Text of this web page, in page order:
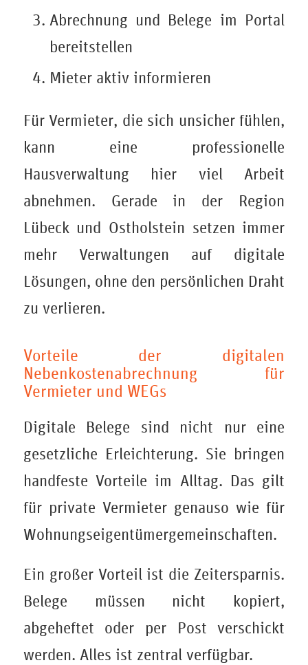
Abrechnung und Belege im Portal
bereitstellen
Mieter aktiv informieren
Für Vermieter, die sich unsicher fühlen,
kann eine professionelle
Hausverwaltung hier viel Arbeit
abnehmen. Gerade in der Region
Lübeck und Ostholstein setzen immer
mehr Verwaltungen auf digitale
Lösungen, ohne den persönlichen Draht
zu verlieren.
Vorteile der digitalen
Nebenkostenabrechnung für
Vermieter und WEGs
Digitale Belege sind nicht nur eine
gesetzliche Erleichterung. Sie bringen
handfeste Vorteile im Alltag. Das gilt
für private Vermieter genauso wie für
Wohnungseigentümergemeinschaften.
Ein großer Vorteil ist die Zeitersparnis.
Belege müssen nicht kopiert,
abgeheftet oder per Post verschickt
werden. Alles ist zentral verfügbar.